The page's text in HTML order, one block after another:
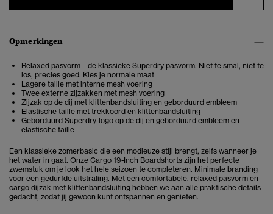
Opmerkingen
Relaxed pasvorm – de klassieke Superdry pasvorm. Niet te smal, niet te
los, precies goed. Kies je normale maat
Lagere taille met interne mesh voering
Twee externe zijzakken met mesh voering
Zijzak op de dij met klittenbandsluiting en geborduurd embleem
Elastische taille met trekkoord en klittenbandsluiting
Geborduurd Superdry-logo op de dij en geborduurd embleem en
elastische taille
Een klassieke zomerbasic die een modieuze stijl brengt, zelfs wanneer je
het water in gaat. Onze Cargo 19-Inch Boardshorts zijn het perfecte
zwemstuk om je look het hele seizoen te completeren. Minimale branding
voor een gedurfde uitstraling. Met een comfortabele, relaxed pasvorm en
cargo dijzak met klittenbandsluiting hebben we aan alle praktische details
gedacht, zodat jij gewoon kunt ontspannen en genieten.